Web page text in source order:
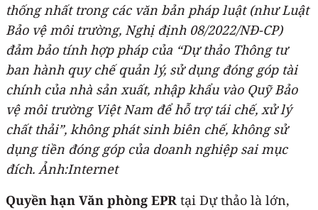
thống nhất trong các văn bản pháp luật (như Luật
Bảo vệ môi trường, Nghị định 08/2022/NĐ-CP)
đảm bảo tính hợp pháp của “Dự thảo Thông tư
ban hành quy chế quản lý, sử dụng đóng góp tài
chính của nhà sản xuất, nhập khẩu vào Quỹ Bảo
vệ môi trường Việt Nam để hỗ trợ tái chế, xử lý
chất thải”, không phát sinh biên chế, không sử
dụng tiền đóng góp của doanh nghiệp sai mục
đích. Ảnh:Internet
Quyền hạn Văn phòng EPR tại Dự thảo là lớn,